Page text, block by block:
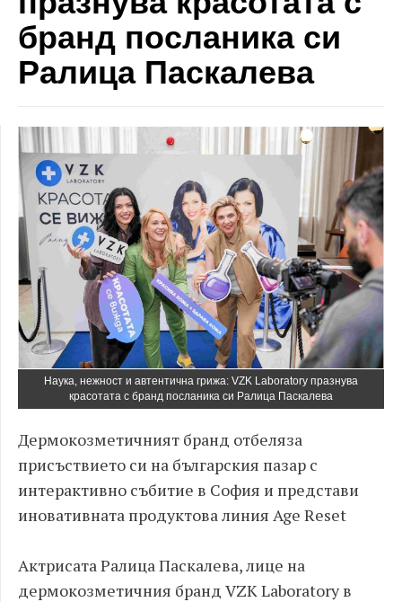
бранд посланика си
Ралица Паскалева
Наука, нежност и автентична грижа: VZK Laboratory празнува
красотата с бранд посланика си Ралица Паскалева
Дермокозметичният бранд отбеляза
присъствието си на българския пазар с
интерактивно събитие в София и представи
иновативната продуктова линия Age Reset
Актрисата Ралица Паскалева, лице на
дермокозметичния бранд VZK Laboratory в